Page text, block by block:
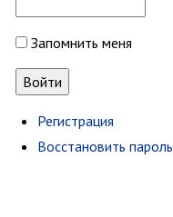
Запомнить меня
Регистрация
Восстановить пароль